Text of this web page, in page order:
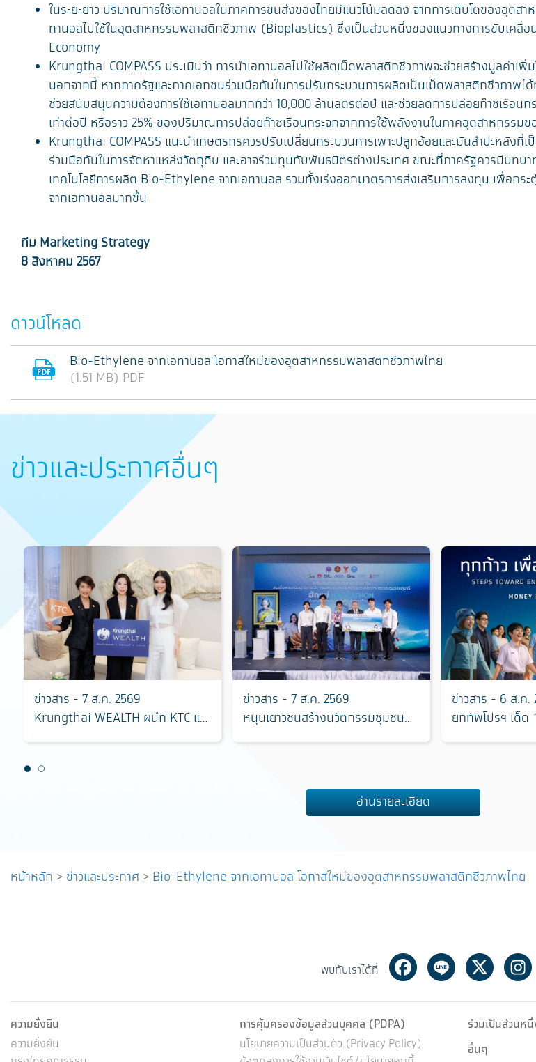
ในระยะยาว ปริมาณการใช้เอทานอลในภาคการขนส่งของไทยมีแนวโน้มลดลง จากการเติบโตของอุตส
ทานอลไปใช้ในอุตสาหกรรมพลาสติกชีวภาพ (Bioplastics) ซึ่งเป็นส่วนหนึ่งของแนวทางการขับเคลื่อ
Economy
Krungthai COMPASS ประเมินว่า การนำเอทานอลไปใช้ผลิตเม็ดพลาสติกชีวภาพจะช่วยสร้างมูลค่าเ
นอกจากนี้ หากภาครัฐและภาคเอกชนร่วมมือกันในการปรับกระบวนการผลิตเป็นเม็ดพลาสติกชีวภาพไ
ช่วยสนับสนุนความต้องการใช้เอทานอลมากกว่า 10,000 ล้านลิตรต่อปี และช่วยลดการปล่อยก๊าซเรือน
เท่าต่อปี หรือราว 25% ของปริมาณการปล่อยก๊าซเรือนกระจกจากการใช้พลังงานในภาคอุตสาหกรรมข
Krungthai COMPASS แนะนำเกษตรกรควรปรับเปลี่ยนกระบวนการเพาะปลูกอ้อยและมันสำปะหลัง
ร่วมมือกันในการจัดหาแหล่งวัตถุดิบ และอาจร่วมทุนกับพันธมิตรต่างประเทศ ขณะที่ภาครัฐควรมีบทบ
เทคโนโลยีการผลิต Bio-Ethylene จากเอทานอล รวมทั้งเร่งออกมาตรการส่งเสริมการลงทุน เพื่อกร
จากเอทานอลมากขึ้น
ทีม Marketing Strategy
8 สิงหาคม 2567
ดาวน์โหลด
Bio-Ethylene จากเอทานอล โอกาสใหม่ของอุตสาหกรรมพลาสติกชีวภาพไทย
(1.51 MB) PDF
ข่าวและประกาศอื่นๆ
ข่าวสาร - 7 ส.ค. 2569
Krungthai WEALTH ผนึก KTC และ
บริหารความมั่งคั่งครบวงจร
ข่าวสาร - 7 ส.ค. 2569
หนุนเยาวชนสร้างนวัตกรรมชุมชน
ข่าวสาร - 6 ส.ค.
ยกทัพโปรฯ เด็ด
อ่านรายละเอียด
หน้าหลัก > ข่าวและประกาศ > Bio-Ethylene จากเอทานอล โอกาสใหม่ของอุตสาหกรรมพลาสติกชีวภาพไทย
พบกับเราได้ที่ Facebook
Line Twitter
ความยั่งยืน
ความยั่งยืน
การคุ้มครองข้อมูลส่วนบุคคล (PDPA)
นโยบายความเป็นส่วนตัว (Privacy Policy)
ร่วมเป็นส่วนหนึ่
อื่นๆ